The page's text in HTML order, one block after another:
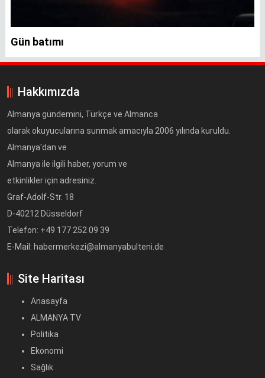
Gün batımı
Hakkımızda
Almanya gündemini, Türkçe ve Almanca
olarak okuyucularına sunmak amacıyla 2006 yılında kuruldu.
Almanya'dan ve
Almanya ile ilgili haber, yorum ve
etkinlikler için adresiniz.
Graf-Adolf-Str. 18
D-40212 Düsseldorf
Telefon: +49 177 252 09 39
E-Mail: habermerkezi@almanyabulteni.de
Site Haritası
Anasayfa
ALMANYA TV
Politika
Ekonomi
Sağlık